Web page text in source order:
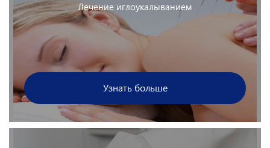
Лечение иглоукалыванием
Узнать больше